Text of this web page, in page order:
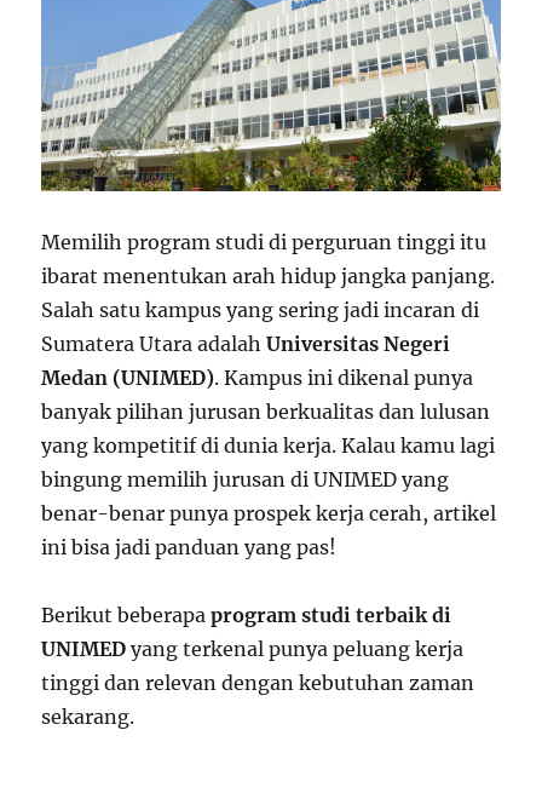
Memilih program studi di perguruan tinggi itu
ibarat menentukan arah hidup jangka panjang.
Salah satu kampus yang sering jadi incaran di
Sumatera Utara adalahUniversitas Negeri
Medan (UNIMED). Kampus ini dikenal punya
banyak pilihan jurusan berkualitas dan lulusan
yang kompetitif di dunia kerja. Kalau kamu lagi
bingung memilih jurusan di UNIMED yang
benar-benar punya prospek kerja cerah, artikel
ini bisa jadi panduan yang pas!
Berikut beberapaprogram studi terbaik di
UNIMED yang terkenal punya peluang kerja
tinggi dan relevan dengan kebutuhan zaman
sekarang.